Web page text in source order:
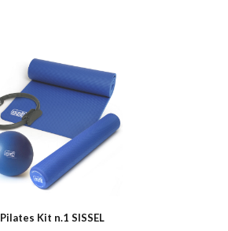
Pilates Kit n.1 SISSEL